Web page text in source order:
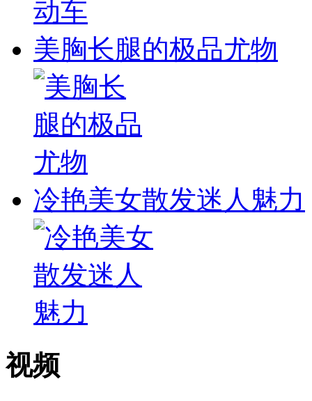
美胸长腿的极品尤物
冷艳美女散发迷人魅力
视频